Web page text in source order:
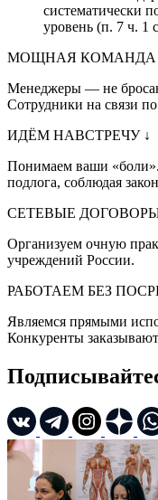
систематически
уровень (п. 7 ч. 1
МОЩНАЯ КОМАНДА
Менеджеры — не
Сотрудники на связи
ИДЁМ НАВСТРЕЧУ ↓
Понимаем ваши
подлога, соблюдая
СЕТЕВЫЕ
Организуем очную
учреждений России.
РАБОТАЕМ БЕЗ
Являемся прямыми
Конкуренты